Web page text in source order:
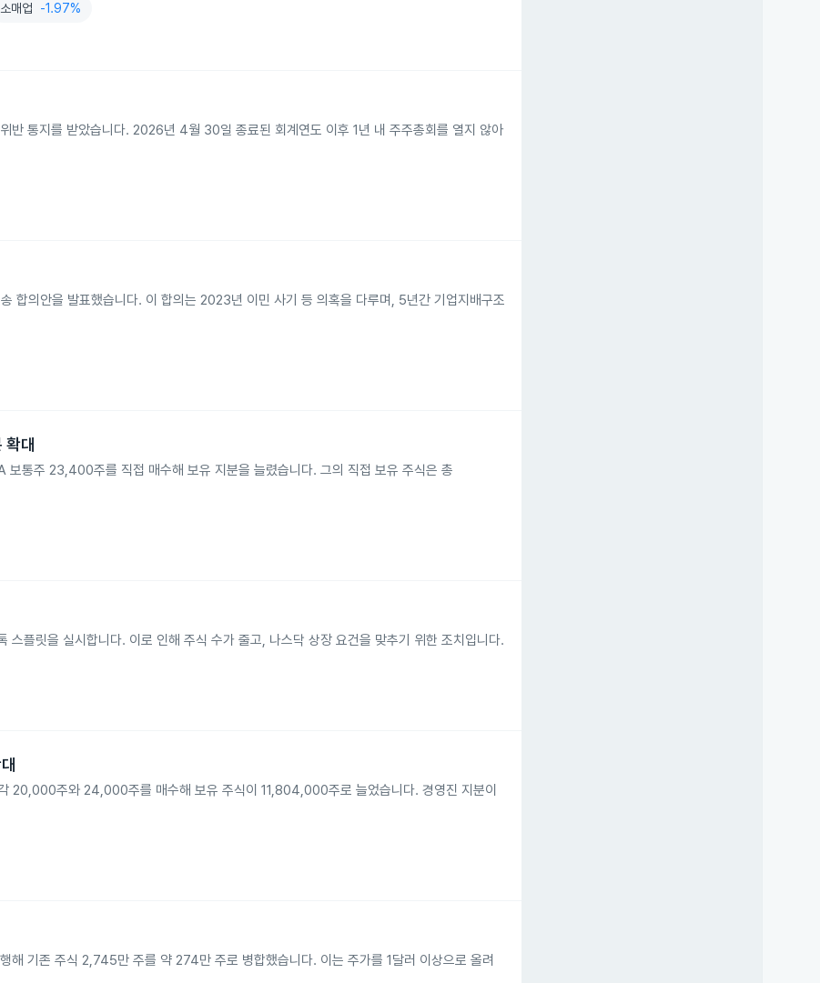
소매업 -1.97%
통지를 받았습니다. 2026년 4월 30일 종료된 회계연도 이후 1년 내 주주총회를 열지 않아
의안을 발표했습니다. 이 합의는 2023년 이민 사기 등 의혹을 다루며, 5년간 기업지배구조
대
주 23,400주를 직접 매수해 보유 지분을 늘렸습니다. 그의 직접 보유 주식은 총
플릿을 실시합니다. 이로 인해 주식 수가 줄고, 나스닥 상장 요건을 맞추기 위한 조치입니다.
주와 24,000주를 매수해 보유 주식이 11,804,000주로 늘었습니다. 경영진 지분이
기존 주식 2,745만 주를 약 274만 주로 병합했습니다. 이는 주가를 1달러 이상으로 올려